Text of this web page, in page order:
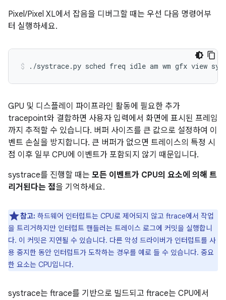
Pixel/Pixel XL에서 잡음을 디버그할 때는 우선 다음 명령어부
터 실행하세요.
GPU 및 디스플레이 파이프라인 활동에 필요한 추가
tracepoint와 결합하면 사용자 입력에서 화면에 표시된 프레임
까지 추적할 수 있습니다. 버퍼 사이즈를 큰 값으로 설정하여 이
벤트 손실을 방지합니다. 큰 버퍼가 없으면 트레이스의 특정 시
점 이후 일부 CPU에 이벤트가 포함되지 않기 때문입니다.
systrace를 진행할 때는 모든 이벤트가 CPU의 요소에 의해 트
리거된다는 점을 기억하세요.
참고: 하드웨어 인터럽트는 CPU로 제어되지 않고 ftrace에서 작업
을 트리거하지만 인터럽트 핸들러는 트레이스 로그에 커밋을 실행합니
다. 이 커밋은 지연될 수 있습니다. 다른 악성 드라이버가 인터럽트를 사
용 중지한 동안 인터럽트가 도착하는 경우를 예로 들 수 있습니다. 중요
한 요소는 CPU입니다.
systrace는 ftrace를 기반으로 빌드되고 ftrace는 CPU에서